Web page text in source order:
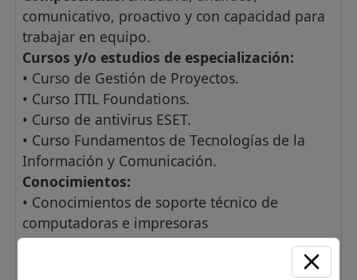
comunicativo, proactivo y con capacidad para
trabajar en equipo.
Cursos y/o estudios de especialización:
• Curso de Gestión de Proyectos.
• Curso ITIL Foundations.
• Curso de antivirus ESET.
• Curso Fundamentos de Tecnologías de la
Información y Comunicación.
Conocimientos:
• Conocimientos de soporte técnico de
computadoras e impresoras
• Conocimientos de Sistemas Operativos y
programas informáticos, Conocimientos en